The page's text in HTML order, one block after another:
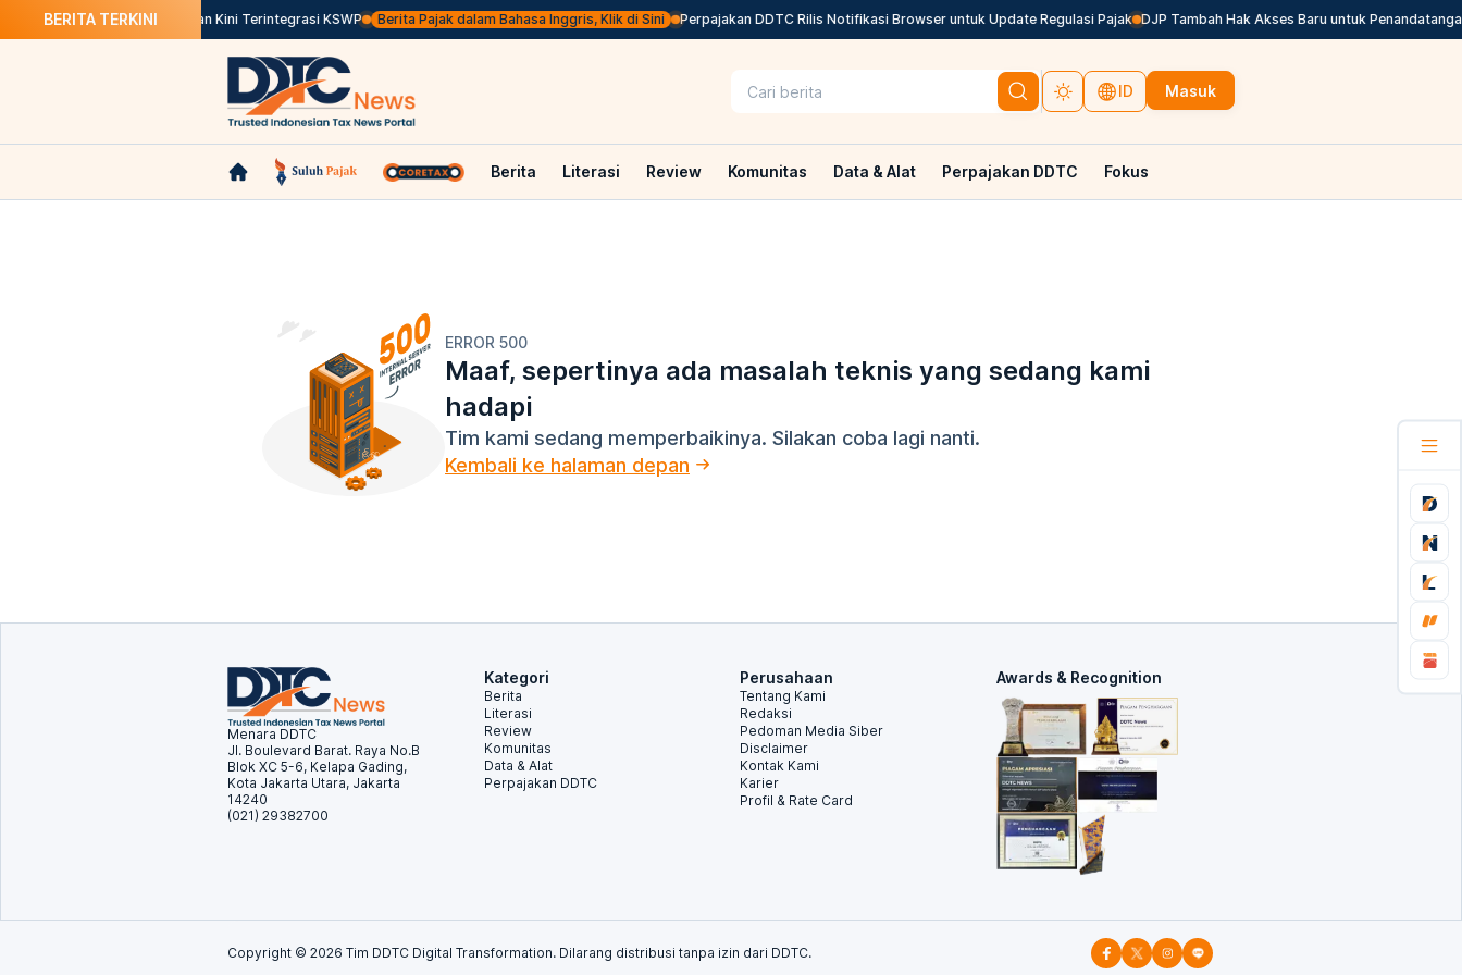
BERITA TERKINI
Perizinan Usaha Kelautan Kini Terintegrasi KSWP Berita Pajak dalam Bahasa Inggris, Klik di Sini Perpajakan DDTC Rilis Notifikasi Browser untuk Update Regulasi Pajak DJP Tambah Hak Akses Baru untuk Penandatangan
ID Masuk
Berita Literasi Review Komunitas Data & Alat Perpajakan DDTC Fokus
ERROR 500
Maaf, sepertinya ada masalah teknis yang sedang kami
hadapi
Tim kami sedang memperbaikinya. Silakan coba lagi nanti.
Kembali ke halaman depan
Menara DDTC
Jl. Boulevard Barat. Raya No.B
Blok XC 5-6, Kelapa Gading,
Kota Jakarta Utara, Jakarta
14240
(021) 29382700
Kategori
Berita
Literasi
Review
Komunitas
Data & Alat
Perpajakan DDTC
Perusahaan
Tentang Kami
Redaksi
Pedoman Media Siber
Disclaimer
Kontak Kami
Karier
Profil & Rate Card
Awards & Recognition
Copyright © 2026 Tim DDTC Digital Transformation. Dilarang distribusi tanpa izin dari DDTC.